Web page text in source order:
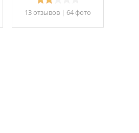
13 отзывов | 64 фото